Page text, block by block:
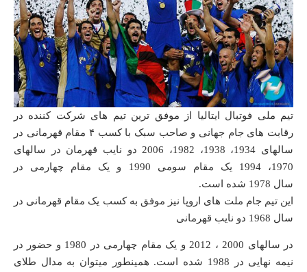
تیم ملی فوتبال ایتالیا از موفق ترین تیم های شرکت کننده در
رقابت های جام جهانی و صاحب سبک با کسب ۴ مقام قهرمانی در
سالهای 1934، 1938، 1982، 2006 دو نایب قهرمان در سالهای
1970، 1994 یک مقام سومی 1990 و یک مقام چهارمی در
سال 1978 شده است.
این تیم جام ملت های اروپا نیز موفق به کسب یک مقام قهرمانی در
سال 1968 دو نایب قهرمانی
در سالهای 2000 ، 2012 و یک مقام چهارمی در 1980 و حضور در
نیمه نهایی در 1988 شده است. همینطور میتوان به مدال طلای